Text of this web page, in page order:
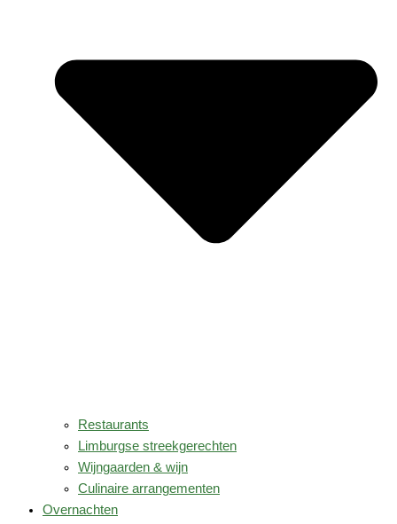
Restaurants
Limburgse streekgerechten
Wijngaarden & wijn
Culinaire arrangementen
Overnachten